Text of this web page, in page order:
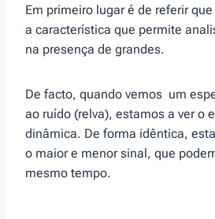
Em primeiro lugar é de referir
a característica que permite
na presença de grandes.
De facto, quando vemos um
ao ruído (relva), estamos a ver o
dinâmica. De forma idêntica,
o maior e menor sinal, que
mesmo tempo.